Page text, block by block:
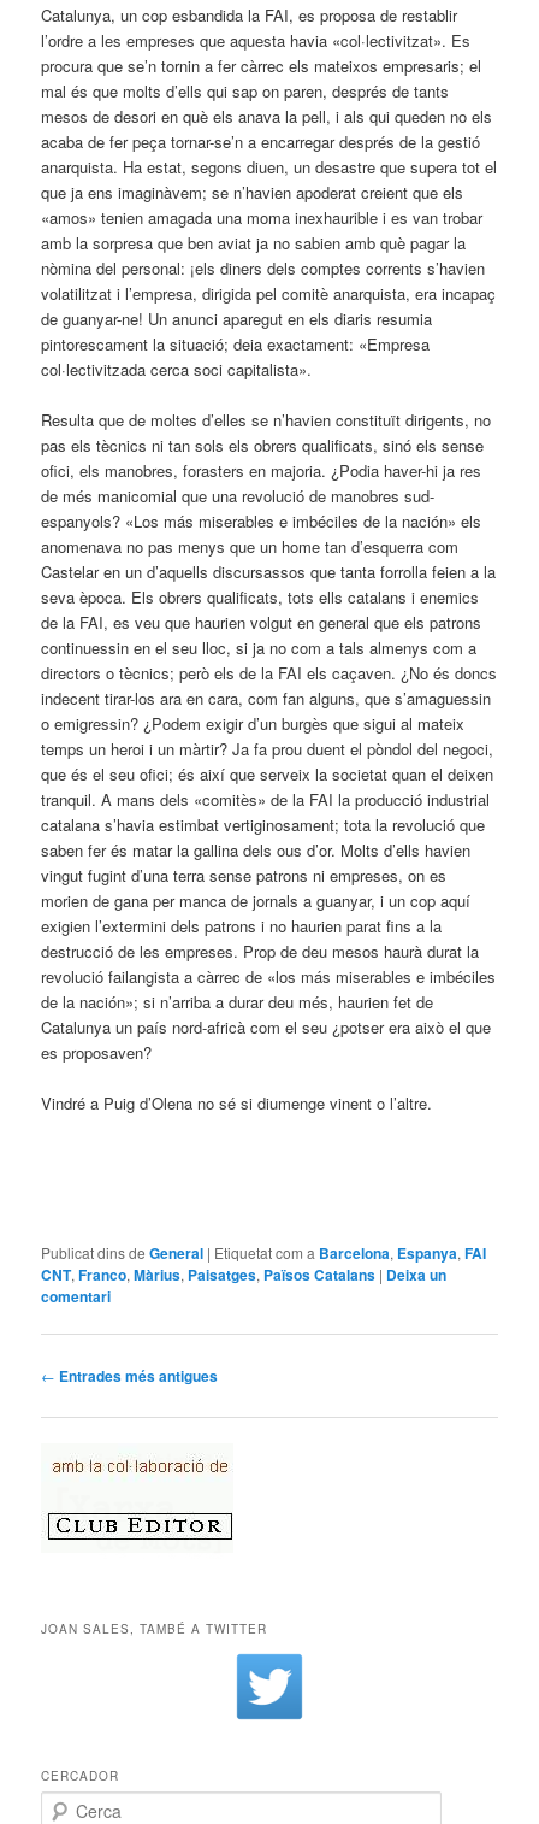
Catalunya, un cop esbandida la FAI, es proposa de res­tablir
l’ordre a les empreses que aquesta havia «col·lectivitzat». Es
procura que se’n tornin a fer càrrec els mateixos empresaris; el
mal és que molts d’ells qui sap on paren, després de tants
mesos de desori en què els anava la pell, i als qui queden no els
acaba de fer peça tornar-se’n a encarregar després de la gestió
anarquista. Ha ­estat, segons diuen, un desastre que supera tot el
que ja ens imaginàvem; se n’havien apoderat creient que els
«amos» tenien amagada una moma inexhaurible i es van trobar
amb la sorpresa que ben aviat ja no sabien amb què pagar la
nòmina del personal: ¡els diners dels comptes corrents s’havien
volatilitzat i l’empresa, dirigida pel comitè anarquista, era incapaç
de guanyar-ne! Un anunci aparegut en els diaris resumia
pintorescament la situació; deia exactament: «Empresa
col·lectivitzada cerca soci capitalista».
Resulta que de moltes d’elles se n’havien constituït dirigents, no
pas els tècnics ni tan sols els obrers qualificats, sinó els sense
ofici, els manobres, forasters en majoria. ¿Podia haver-hi ja res
de més manicomial que una revolució de manobres sud-
espanyols? «Los más miserables e imbéciles de la nación» els
anomenava no pas menys que un home tan d’esquerra com
Castelar en un d’aquells discursassos que tanta forrolla feien a la
seva època. Els obrers qualificats, tots ells catalans i enemics
de la FAI, es veu que haurien volgut en general que els patrons
continuessin en el seu lloc, si ja no com a tals almenys com a
directors o tècnics; però els de la FAI els caçaven. ¿No és doncs
indecent tirar-los ara en cara, com fan alguns, que s’amaguessin
o emigressin? ¿Podem exigir d’un burgès que sigui al mateix
temps un heroi i un màrtir? Ja fa prou duent el pòndol del negoci,
que és el seu ofici; és així que serveix la societat quan el deixen
tranquil. A mans dels «comitès» de la FAI la producció industrial
catalana ­s’havia estimbat vertiginosament; tota la revolució que
saben fer és matar la gallina dels ous d’or. Molts d’ells havien
vingut fugint d’una terra sense patrons ni empreses, on es
morien de gana per manca de jornals a guanyar, i un cop aquí
exigien l’extermini dels patrons i no haurien parat fins a la
destrucció de les empreses. Prop de deu mesos haurà durat la
revolució failangista a càrrec de «los más miserables e imbéciles
de la nación»; si n’arriba a durar deu més, haurien fet de
Catalunya un país nord-africà com el seu ¿potser era això el que
es proposaven?
Vindré a Puig d’Olena no sé si diumenge vinent o l’altre.
Publicat dins de General | Etiquetat com a Barcelona, Espanya,FAI
CNT,Franco,Màrius, Paisatges, Països Catalans | Deixa un
comentari
Navegació per les entrades
← Entrades més antigues
JOAN SALES, TAMBÉ A TWITTER
CERCADOR
Cerca